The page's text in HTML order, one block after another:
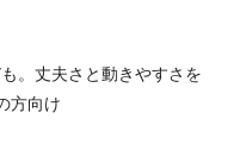
。丈夫さと動きやすさを
方向け